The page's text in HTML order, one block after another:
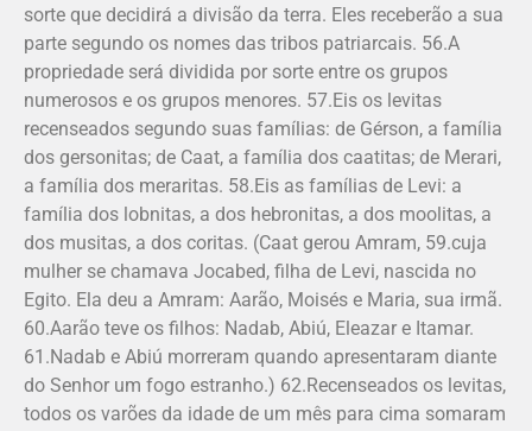
sorte que decidirá a divisão da terra. Eles receberão a sua
parte segundo os nomes das tribos patriarcais. 56.A
propriedade será dividida por sorte entre os grupos
numerosos e os grupos menores. 57.Eis os levitas
recenseados segundo suas famílias: de Gérson, a família
dos gersonitas; de Caat, a família dos caatitas; de Merari,
a família dos meraritas. 58.Eis as famílias de Levi: a
família dos lobnitas, a dos hebronitas, a dos moolitas, a
dos musitas, a dos coritas. (Caat gerou Amram, 59.cuja
mulher se chamava Jocabed, filha de Levi, nascida no
Egito. Ela deu a Amram: Aarão, Moisés e Maria, sua irmã.
60.Aarão teve os filhos: Nadab, Abiú, Eleazar e Itamar.
61.Nadab e Abiú morreram quando apresentaram diante
do Senhor um fogo estranho.) 62.Recenseados os levitas,
todos os varões da idade de um mês para cima somaram